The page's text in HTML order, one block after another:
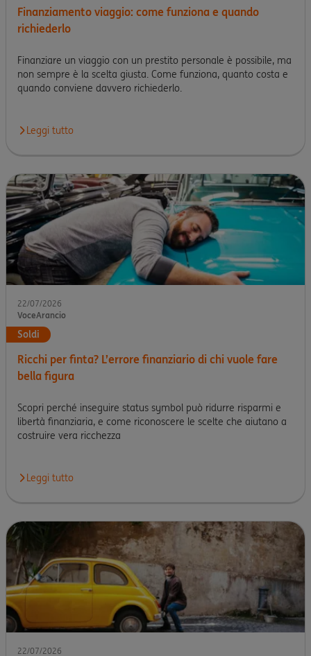
Finanziamento viaggio: come funziona e quando
richiederlo
Finanziare un viaggio con un prestito personale è possibile, ma
non sempre è la scelta giusta. Come funziona, quanto costa e
quando conviene davvero richiederlo.
Leggi tutto
22/07/2026
VoceArancio
Soldi
Ricchi per finta? L’errore finanziario di chi vuole fare
bella figura
Scopri perché inseguire status symbol può ridurre risparmi e
libertà finanziaria, e come riconoscere le scelte che aiutano a
costruire vera ricchezza
Leggi tutto
22/07/2026